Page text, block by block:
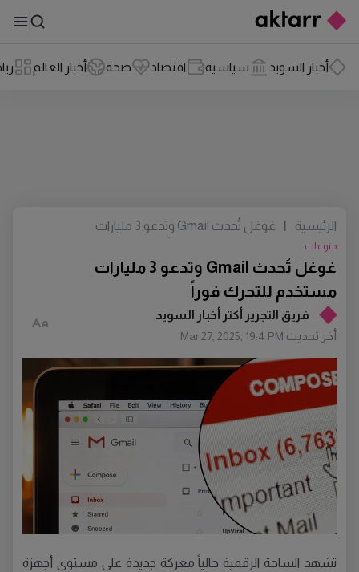
أخبار السويد سياسية اقتصاد صحة أخبار العالم
فريق التجرير أكتر أخبار السويد
أخر تحديث Mar 27, 2025, 19:4 PM
غوغل تُحدث Gmail وتدعو 3 مليارات
مستخدم للتحرك فوراً
منوعات
الرئيسية
غوغل تُحدث Gmail وتدعو 3 مليارات
تشهد الساحة الرقمية حالياً معركة جديدة على مستوى أجهزة